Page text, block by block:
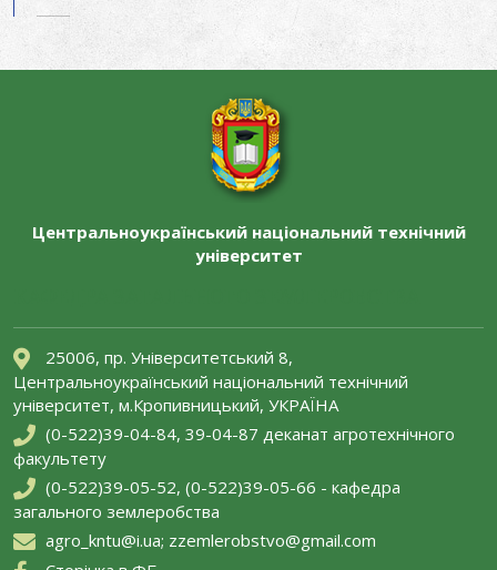
Центральноукраїнський національний технічний
університет
25006, пр. Університетський 8,
Центральноукраїнський національний технічний
університет, м.Кропивницький, УКРАЇНА
(0-522)39-04-84, 39-04-87 деканат агротехнічного
факультету
(0-522)39-05-52, (0-522)39-05-66 - кафедра
загального землеробства
agro_kntu@i.ua; zzemlerobstvo@gmail.com